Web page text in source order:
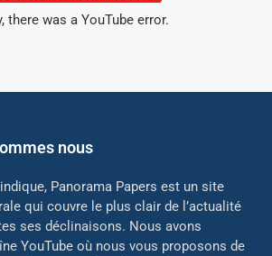
there was a YouTube error.
nous
Panorama Papers est un site
qui couvre le plus clair de l’actualité
ses déclinaisons. Nous avons
YouTube où nous vous proposons de